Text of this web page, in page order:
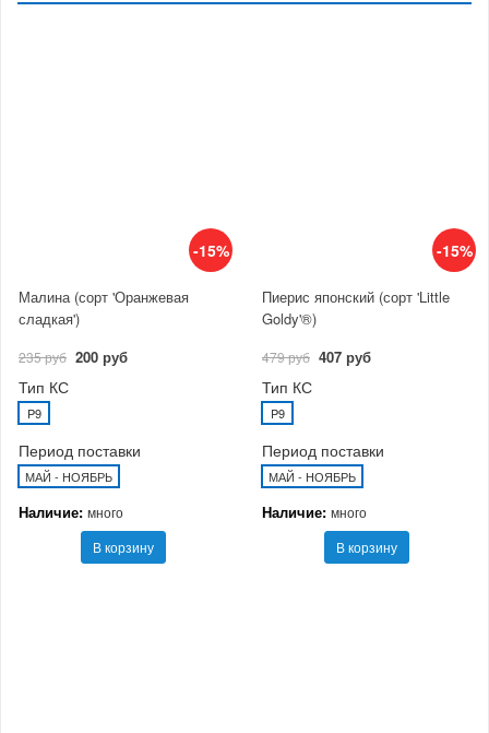
-15%
Малина (сорт 'Оранжевая
сладкая')
235 руб 200 руб
Тип КС
P9
Период поставки
МАЙ - НОЯБРЬ
Наличие: много
В корзину
-15%
Пиерис японский (сорт 'Little
Goldy'®)
479 руб 407 руб
Тип КС
P9
Период поставки
МАЙ - НОЯБРЬ
Наличие: много
В корзину